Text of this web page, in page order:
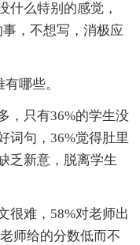
什么特别的感觉，
，不想写，消极应
哪些。
，只有36%的学生没
词句，36%觉得肚里
乏新意，脱离学生
很难，58%对老师出
师给的分数低而不